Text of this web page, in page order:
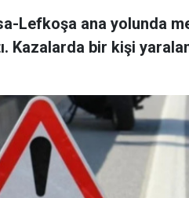
Lefkoşa ana yolunda
Kazalarda bir kişi